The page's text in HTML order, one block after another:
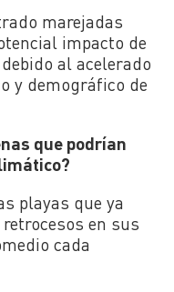
marejadas
impacto de
al acelerado
y demográfico de
que podrían
playas que ya
en sus
cada